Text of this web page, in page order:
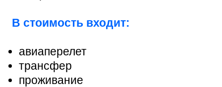
В стоимость входит:
авиаперелет
трансфер
проживание